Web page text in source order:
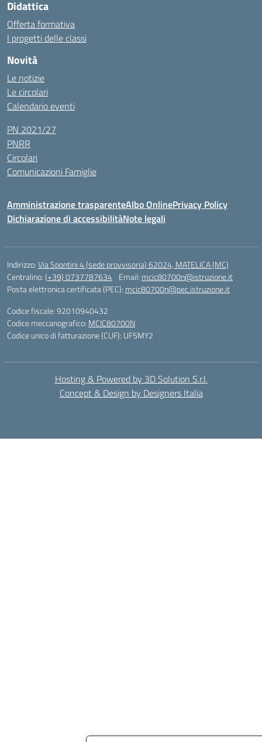
Didattica
Offerta formativa
I progetti delle classi
Novità
Le notizie
Le circolari
Calendario eventi
PN 2021/27
PNRR
Circolari
Comunicazioni Famiglie
Amministrazione trasparenteAlbo OnlinePrivacy Policy
Dichiarazione di accessibilitàNote legali
Indirizzo:Via Spontini 4 (sede provvisoria) 62024, MATELICA (MC)
Centralino:(+39) 0737787634 Email: mcic80700n@istruzione.it
Posta elettronica certificata (PEC): mcic80700n@pec.istruzione.it
Codice fiscale: 92010940432
Codice meccanografico: MCIC80700N
Codice unico di fatturazione (CUF): UF5MY2
Hosting & Powered by 3D Solution S.r.l.
Concept & Design by Designers Italia